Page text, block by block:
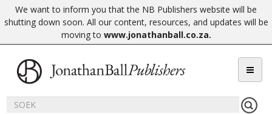
We want to inform you that the NB Publishers website will be
shutting down soon. All our content, resources, and updates will be
moving to www.jonathanball.co.za.